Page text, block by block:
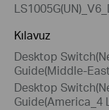
Kılavuz
Desktop
Guide(Middle-
Desktop
Guide(America_4